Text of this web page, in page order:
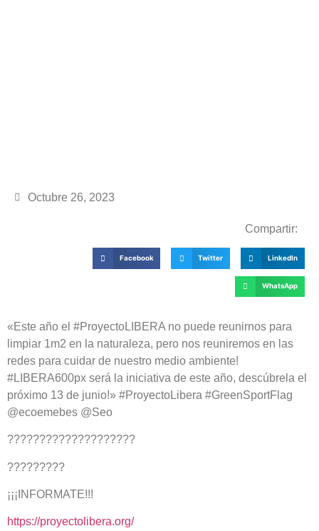
Octubre 26, 2023
Compartir:
Facebook Twitter LinkedIn
WhatsApp
«Este año el #ProyectoLIBERA no puede reunirnos para
limpiar 1m2 en la naturaleza, pero nos reuniremos en las
redes para cuidar de nuestro medio ambiente!
#LIBERA600px será la iniciativa de este año, descúbrela el
próximo 13 de junio!» #ProyectoLibera #GreenSportFlag
@ecoemebes @Seo
????????????????????
?????????
¡¡¡INFORMATE!!!
https://proyectolibera.org/